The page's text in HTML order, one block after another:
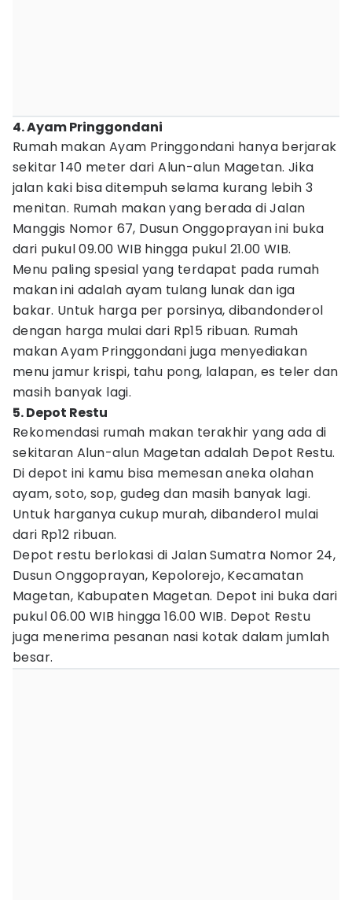
4. Ayam Pringgondani
Rumah makan Ayam Pringgondani hanya berjarak
sekitar 140 meter dari Alun-alun Magetan. Jika
jalan kaki bisa ditempuh selama kurang lebih 3
menitan. Rumah makan yang berada di Jalan
Manggis Nomor 67, Dusun Onggoprayan ini buka
dari pukul 09.00 WIB hingga pukul 21.00 WIB.
Menu paling spesial yang terdapat pada rumah
makan ini adalah ayam tulang lunak dan iga
bakar. Untuk harga per porsinya, dibandonderol
dengan harga mulai dari Rp15 ribuan. Rumah
makan Ayam Pringgondani juga menyediakan
menu jamur krispi, tahu pong, lalapan, es teler dan
masih banyak lagi.
5. Depot Restu
Rekomendasi rumah makan terakhir yang ada di
sekitaran Alun-alun Magetan adalah Depot Restu.
Di depot ini kamu bisa memesan aneka olahan
ayam, soto, sop, gudeg dan masih banyak lagi.
Untuk harganya cukup murah, dibanderol mulai
dari Rp12 ribuan.
Depot restu berlokasi di Jalan Sumatra Nomor 24,
Dusun Onggoprayan, Kepolorejo, Kecamatan
Magetan, Kabupaten Magetan. Depot ini buka dari
pukul 06.00 WIB hingga 16.00 WIB. Depot Restu
juga menerima pesanan nasi kotak dalam jumlah
besar.